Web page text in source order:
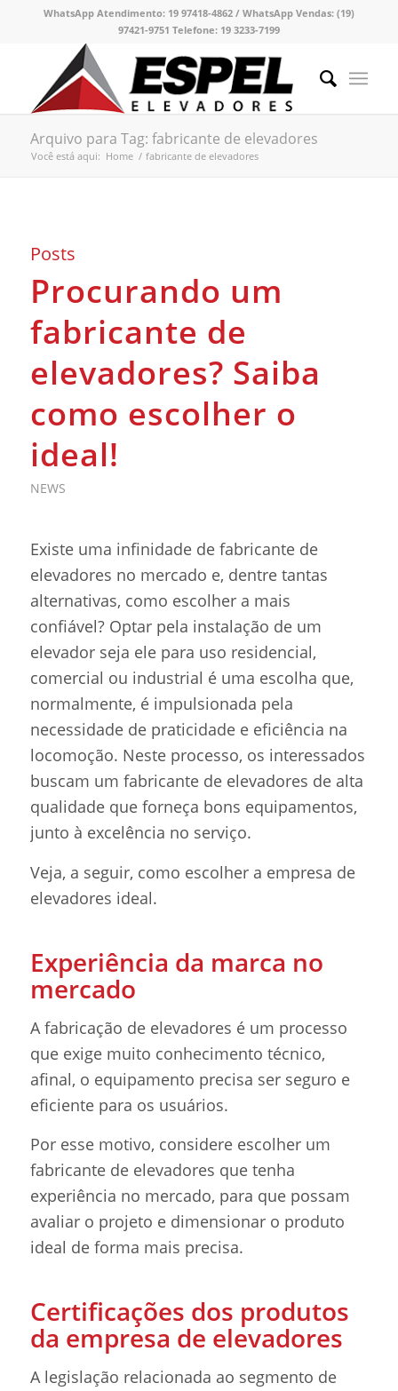
WhatsApp Atendimento:19 97418-4862 / WhatsApp Vendas:(19)
97421-9751 Telefone: 19 3233-7199
Arquivo para Tag: fabricante de elevadores
Você está aqui: Home / fabricante de elevadores
Posts
Procurando um
fabricante de
elevadores? Saiba
como escolher o
ideal!
NEWS
Existe uma infinidade de fabricante de
elevadores no mercado e, dentre tantas
alternativas, como escolher a mais
confiável? Optar pela instalação de um
elevador seja ele para uso residencial,
comercial ou industrial é uma escolha que,
normalmente, é impulsionada pela
necessidade de praticidade e eficiência na
locomoção. Neste processo, os interessados
buscam um fabricante de elevadores de alta
qualidade que forneça bons equipamentos,
junto à excelência no serviço.
Veja, a seguir, como escolher a empresa de
elevadores ideal.
Experiência da marca no
mercado
A fabricação de elevadores é um processo
que exige muito conhecimento técnico,
afinal, o equipamento precisa ser seguro e
eficiente para os usuários.
Por esse motivo, considere escolher um
fabricante de elevadores que tenha
experiência no mercado, para que possam
avaliar o projeto e dimensionar o produto
ideal de forma mais precisa.
Certificações dos produtos
da empresa de elevadores
A legislação relacionada ao segmento de